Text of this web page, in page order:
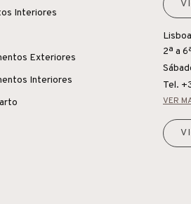
Interiores
Exteriores
Interiores
Lisboa
2ª a
Tel.
VER